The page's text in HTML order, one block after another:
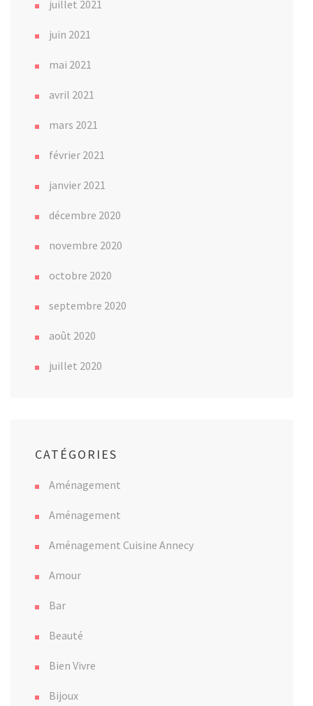
juillet 2021
juin 2021
mai 2021
avril 2021
mars 2021
février 2021
janvier 2021
décembre 2020
novembre 2020
octobre 2020
septembre 2020
août 2020
juillet 2020
CATÉGORIES
Aménagement
Aménagement
Aménagement Cuisine Annecy
Amour
Bar
Beauté
Bien Vivre
Bijoux